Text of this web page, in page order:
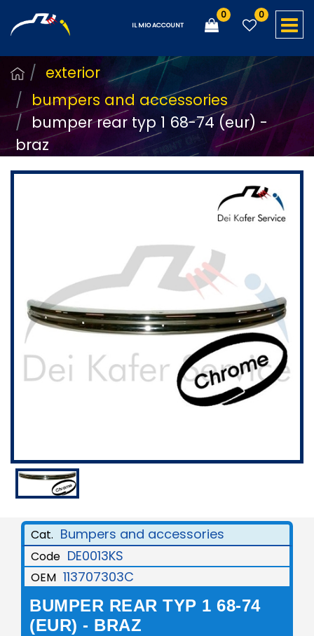
IL MIO ACCOUNT
0 0
exterior
bumpers and accessories
bumper rear typ 1 68-74 (eur) -
braz
Cat. Bumpers and accessories
Code DE0013KS
OEM 113707303C
BUMPER REAR TYP 1 68-74
(EUR) - BRAZ